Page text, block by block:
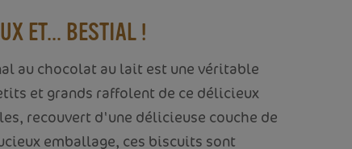
ET... BESTIAL !
au chocolat au lait est une véritable
et grands raffolent de ce délicieux
recouvert d'une délicieuse couche de
emballage, ces biscuits sont